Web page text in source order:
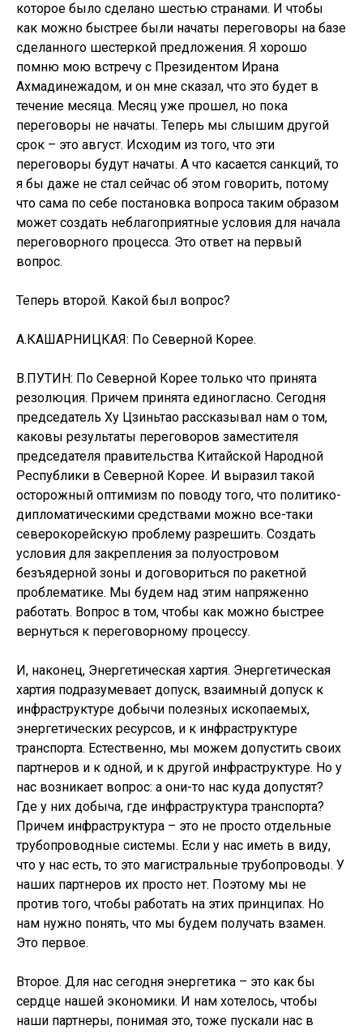
которое было сделано шестью странами. И чтобы
как можно быстрее были начаты переговоры на базе
сделанного шестеркой предложения. Я хорошо
помню мою встречу с Президентом Ирана
Ахмадинежадом, и он мне сказал, что это будет в
течение месяца. Месяц уже прошел, но пока
переговоры не начаты. Теперь мы слышим другой
срок – это август. Исходим из того, что эти
переговоры будут начаты. А что касается санкций, то
я бы даже не стал сейчас об этом говорить, потому
что сама по себе постановка вопроса таким образом
может создать неблагоприятные условия для начала
переговорного процесса. Это ответ на первый
вопрос.
Теперь второй. Какой был вопрос?
А.КАШАРНИЦКАЯ: По Северной Корее.
В.ПУТИН: По Северной Корее только что принята
резолюция. Причем принята единогласно. Сегодня
председатель Ху Цзиньтао рассказывал нам о том,
каковы результаты переговоров заместителя
председателя правительства Китайской Народной
Республики в Северной Корее. И выразил такой
осторожный оптимизм по поводу того, что политико-
дипломатическими средствами можно все-таки
северокорейскую проблему разрешить. Создать
условия для закрепления за полуостровом
безъядерной зоны и договориться по ракетной
проблематике. Мы будем над этим напряженно
работать. Вопрос в том, чтобы как можно быстрее
вернуться к переговорному процессу.
И, наконец, Энергетическая хартия. Энергетическая
хартия подразумевает допуск, взаимный допуск к
инфраструктуре добычи полезных ископаемых,
энергетических ресурсов, и к инфраструктуре
транспорта. Естественно, мы можем допустить своих
партнеров и к одной, и к другой инфраструктуре. Но у
нас возникает вопрос: а они-то нас куда допустят?
Где у них добыча, где инфраструктура транспорта?
Причем инфраструктура – это не просто отдельные
трубопроводные системы. Если у нас иметь в виду,
что у нас есть, то это магистральные трубопроводы. У
наших партнеров их просто нет. Поэтому мы не
против того, чтобы работать на этих принципах. Но
нам нужно понять, что мы будем получать взамен.
Это первое.
Второе. Для нас сегодня энергетика – это как бы
сердце нашей экономики. И нам хотелось, чтобы
наши партнеры, понимая это, тоже пускали нас в